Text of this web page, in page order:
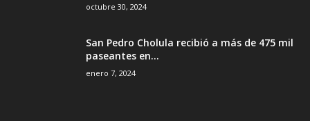
octubre 30, 2024
San Pedro Cholula recibió a más de 475 mil
paseantes en...
enero 7, 2024